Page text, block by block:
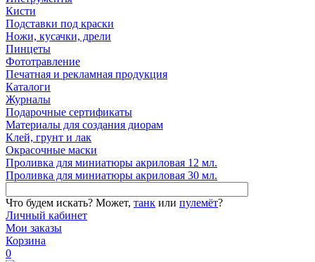
Кисти
Подставки под краски
Ножи, кусачки, дрели
Пинцеты
Фототравление
Печатная и рекламная продукция
Каталоги
Журналы
Подарочные сертификаты
Материалы для создания диорам
Клей, грунт и лак
Окрасочные маски
Проливка для миниатюры акриловая 12 мл.
Проливка для миниатюры акриловая 30 мл.
Что будем искать? Может, танк или пулемёт?
Личный кабинет
Мои заказы
Корзина
0